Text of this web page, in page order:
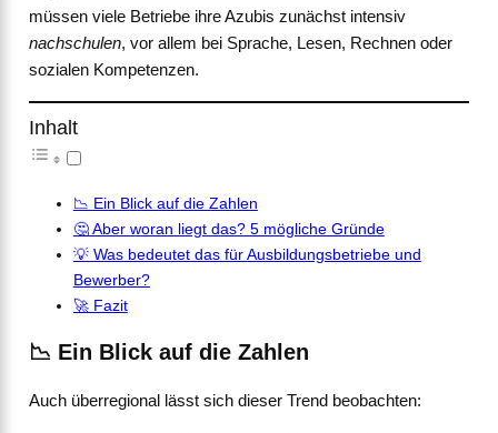
müssen viele Betriebe ihre Azubis zunächst intensiv
nachschulen, vor allem bei Sprache, Lesen, Rechnen oder
sozialen Kompetenzen.
Inhalt
📉 Ein Blick auf die Zahlen
🤔 Aber woran liegt das? 5 mögliche Gründe
💡 Was bedeutet das für Ausbildungsbetriebe und
Bewerber?
🚀 Fazit
📉 Ein Blick auf die Zahlen
Auch überregional lässt sich dieser Trend beobachten: